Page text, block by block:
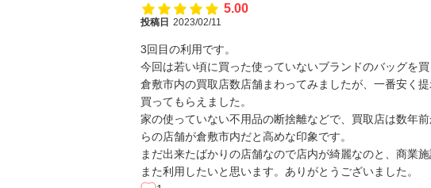
5.00
投稿日 2023/02/11
3回目の利用です。
今回は若い頃に買った使っていないブランドのバッグを買
倉敷市内の買取店数店舗まわってみましたが、一番安く
買ってもらえました。
家の使っていない不用品の断捨離などで、買取店は数年
らの店舗が倉敷市内だと高めな印象です。
まだ出来たばかりの店舗なので店内が綺麗なのと、商業
また利用したいと思います。ありがとうございました。